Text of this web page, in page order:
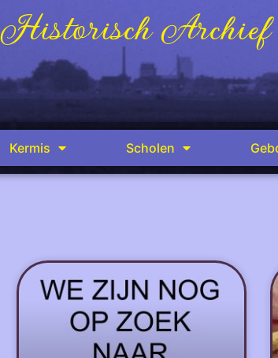
Historisch Archief
Kermis Scholen